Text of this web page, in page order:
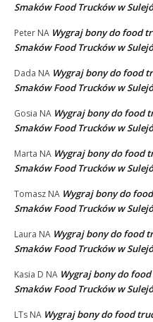
Smaków Food Trucków w
Peter NA Wygraj bony do food
Smaków Food Trucków w
Dada NA Wygraj bony do food
Smaków Food Trucków w
Gosia NA Wygraj bony do food
Smaków Food Trucków w
Marta NA Wygraj bony do food
Smaków Food Trucków w
Tomasz NA Wygraj bony do
Smaków Food Trucków w
Laura NA Wygraj bony do food
Smaków Food Trucków w
Kasia D NA Wygraj bony do
Smaków Food Trucków w
LTs NA Wygraj bony do food